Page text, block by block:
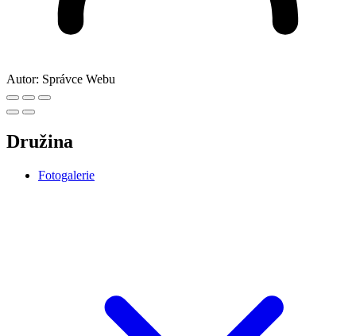
Autor: Správce Webu
Družina
Fotogalerie